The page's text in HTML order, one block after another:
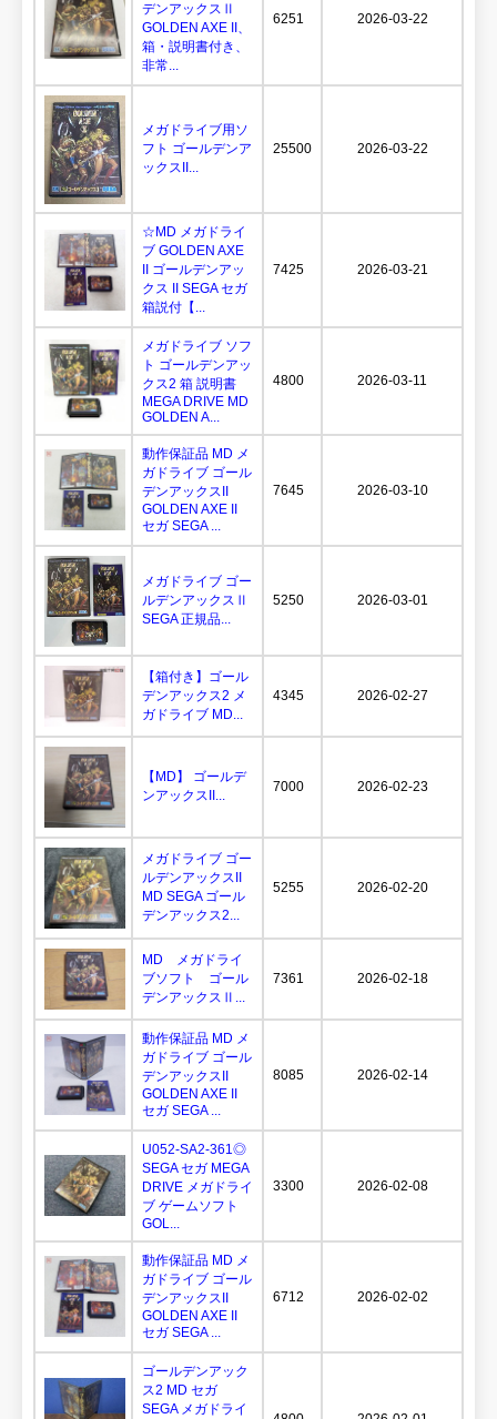
デンアックスⅡ
GOLDEN AXE II、
箱・説明書付き、
非常...
6251 2026-03-22
メガドライブ用ソ
フト ゴールデンア
ックスII...
25500 2026-03-22
☆MD メガドライ
ブ GOLDEN AXE
II ゴールデンアッ
クス II SEGA セガ
箱説付【...
7425 2026-03-21
メガドライブ ソフ
ト ゴールデンアッ
クス2 箱 説明書
MEGA DRIVE MD
GOLDEN A...
4800 2026-03-11
動作保証品 MD メ
ガドライブ ゴール
デンアックスII
GOLDEN AXE II
セガ SEGA ...
7645 2026-03-10
メガドライブ ゴー
ルデンアックスⅡ
SEGA 正規品...
5250 2026-03-01
【箱付き】ゴール
デンアックス2 メ
ガドライブ MD...
4345 2026-02-27
【MD】 ゴールデ
ンアックスII...
7000 2026-02-23
メガドライブ ゴー
ルデンアックスII
MD SEGA ゴール
デンアックス2...
5255 2026-02-20
MD メガドライ
ブソフト ゴール
デンアックスⅡ...
7361 2026-02-18
動作保証品 MD メ
ガドライブ ゴール
デンアックスII
GOLDEN AXE II
セガ SEGA ...
8085 2026-02-14
U052-SA2-361◎
SEGA セガ MEGA
DRIVE メガドライ
ブ ゲームソフト
GOL...
3300 2026-02-08
動作保証品 MD メ
ガドライブ ゴール
デンアックスII
GOLDEN AXE II
セガ SEGA ...
6712 2026-02-02
ゴールデンアック
ス2 MD セガ
SEGA メガドライ